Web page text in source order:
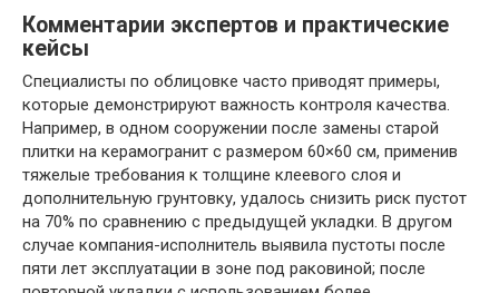
Комментарии экспертов и практические
кейсы
Специалисты по облицовке часто приводят примеры,
которые демонстрируют важность контроля качества.
Например, в одном сооружении после замены старой
плитки на керамогранит с размером 60×60 см, применив
тяжелые требования к толщине клеевого слоя и
дополнительную грунтовку, удалось снизить риск пустот
на 70% по сравнению с предыдущей укладки. В другом
случае компания-исполнитель выявила пустоты после
пяти лет эксплуатации в зоне под раковиной; после